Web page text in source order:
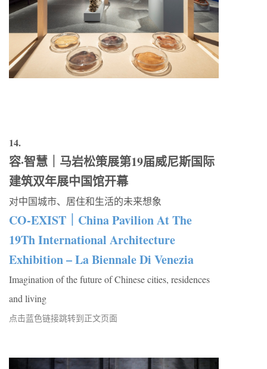
14.
容·智慧｜马岩松策展第19届威尼斯国际
建筑双年展中国馆开幕
对中国城市、居住和生活的未来想象
CO-EXIST｜China Pavilion At The
19Th International Architecture
Exhibition – La Biennale Di Venezia
Imagination of the future of Chinese cities, residences
and living
点击蓝色链接跳转到正文页面